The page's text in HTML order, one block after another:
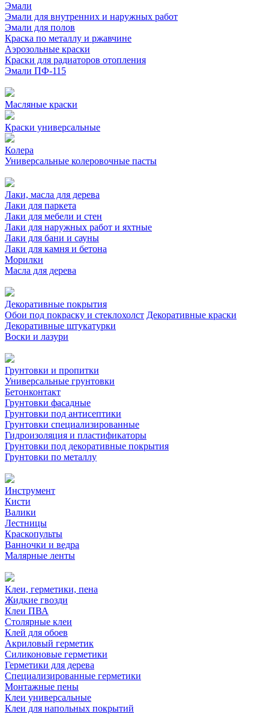
Эмали
Эмали для внутренних и наружных работ
Эмали для полов
Краска по металлу и ржавчине
Аэрозольные краски
Краски для радиаторов отопления
Эмали ПФ-115
Масляные краски
Краски универсальные
Колера
Универсальные колеровочные пасты
Лаки, масла для дерева
Лаки для паркета
Лаки для мебели и стен
Лаки для наружных работ и яхтные
Лаки для бани и сауны
Лаки для камня и бетона
Морилки
Масла для дерева
Декоративные покрытия
Обои под покраску и стеклохолст Декоративные краски
Декоративные штукатурки
Воски и лазури
Грунтовки и пропитки
Универсальные грунтовки
Бетонконтакт
Грунтовки фасадные
Грунтовки под антисептики
Грунтовки специализированные
Гидроизоляция и пластификаторы
Грунтовки под декоративные покрытия
Грунтовки по металлу
Инструмент
Кисти
Валики
Лестницы
Краскопульты
Ванночки и ведра
Малярные ленты
Клеи, герметики, пена
Жидкие гвозди
Клеи ПВА
Столярные клеи
Клей для обоев
Акриловый герметик
Силиконовые герметики
Герметики для дерева
Специализированные герметики
Монтажные пены
Клеи универсальные
Клеи для напольных покрытий